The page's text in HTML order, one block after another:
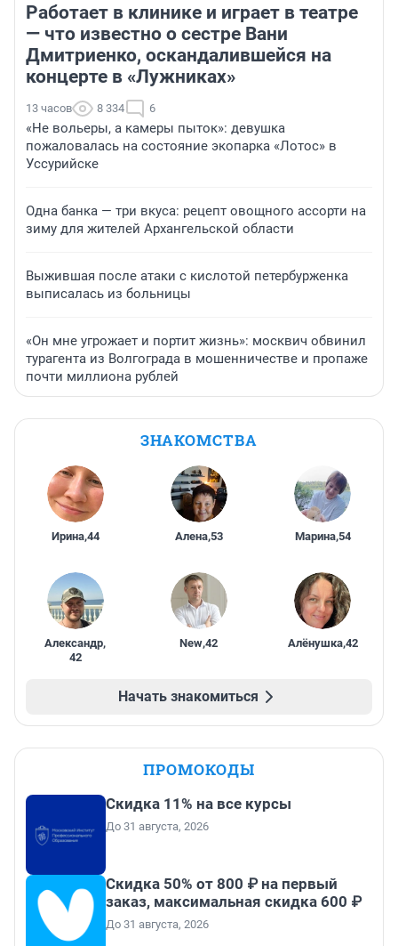
Работает в клинике и играет в театре
— что известно о сестре Вани
Дмитриенко, оскандалившейся на
концерте в «Лужниках»
13 часов 8 334 6
«Не вольеры, а камеры пыток»: девушка
пожаловалась на состояние экопарка «Лотос» в
Уссурийске
Одна банка — три вкуса: рецепт овощного ассорти на
зиму для жителей Архангельской области
Выжившая после атаки с кислотой петербурженка
выписалась из больницы
«Он мне угрожает и портит жизнь»: москвич обвинил
турагента из Волгограда в мошенничестве и пропаже
почти миллиона рублей
ЗНАКОМСТВА
Ирина,44 Алена,53 Марина,54
Александр,
42
New,42 Алёнушка,42
Начать знакомиться
ПРОМОКОДЫ
Скидка 11% на все курсы
До 31 августа, 2026
Скидка 50% от 800 ₽ на первый
заказ, максимальная скидка 600 ₽
До 31 августа, 2026